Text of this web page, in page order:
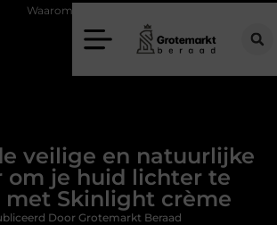
een rijschool in Utrecht?
veilige en natuurlijke
om je huid lichter te
met Skinlight crème
Door Grotemarkt Beraad